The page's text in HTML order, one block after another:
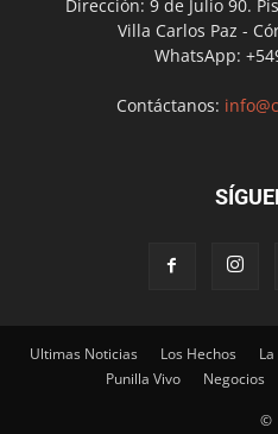
Dirección: 9 de Julio 90.
Villa Carlos Paz -
WhatsApp:
Contáctanos:
Ultimas Noticias Los Hechos
Punilla Vivo
Negocios
©